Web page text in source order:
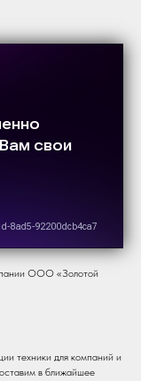
ООО «Золотой
техники для компаний и
в ближайшее